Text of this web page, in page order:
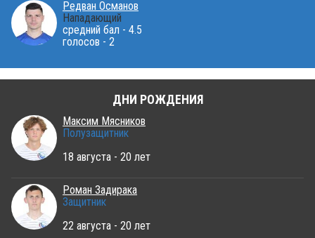
Редван Османов
Нападающий
средний бал - 4.5
голосов - 2
ДНИ РОЖДЕНИЯ
Максим Мясников
Полузащитник
18 августа - 20 лет
Роман Задирака
Защитник
22 августа - 20 лет